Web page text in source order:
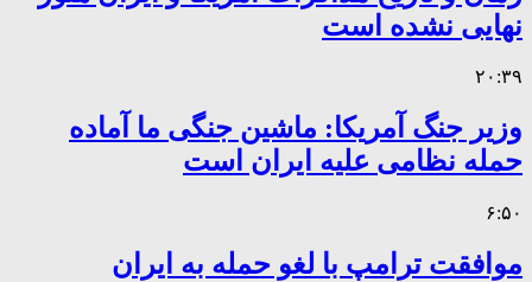
نهایی نشده است
۲۰:۳۹
وزیر جنگ آمریکا: ماشین جنگی ما آماده
حمله نظامی علیه ایران است
۶:۵۰
موافقت ترامپ با لغو حمله به ایران